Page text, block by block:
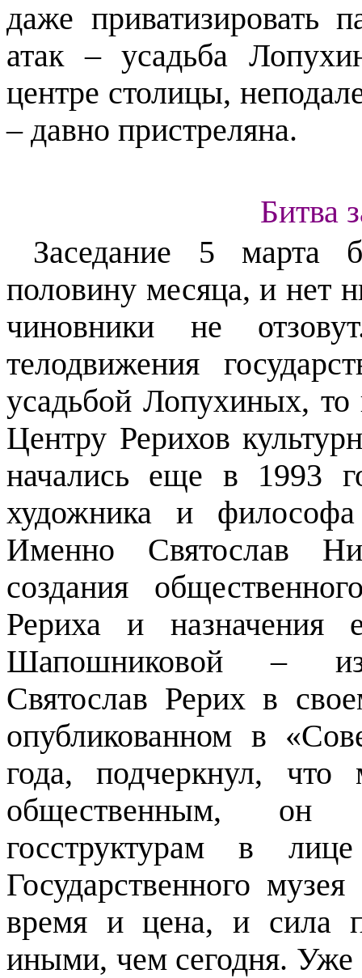
даже приватизировать
атак – усадьба
центре столицы,
– давно пристреляна.
Битва
Заседание 5 марта
половину месяца, и нет
чиновники не
телодвижения
усадьбой Лопухиных,
Центру Рерихов
начались еще в 1993
художника и
Именно Святослав
создания
Рериха и назначения
Шапошниковой –
Святослав Рерих в
опубликованном в
года, подчеркнул,
общественным, он
госструктурам в
Государственного
время и цена, и сила
иными, чем сегодня. Уже